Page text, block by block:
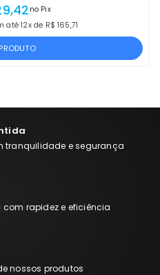
no Pix
até 12x de R$ 165,71
tranquilidade e segurança
rapidez e eficiência
nossos produtos